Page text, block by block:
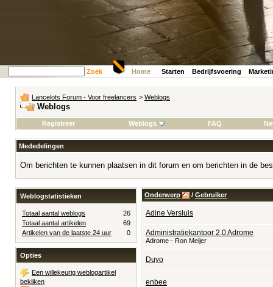
Zoek Home Starten Bedrijfsvoering
Lancelots Forum - Voor freelancers > Weblogs
Weblogs
Registreer Weblogs FAQ
Mededelingen
Om berichten te kunnen plaatsen in dit forum en om berichten in de
Onderwerp / Gebruiker
Adine Versluis
Administratiekantoor 2.0 Adrome
Adrome - Ron Meijer
Duyo
enbee
Weblogstatistieken
Totaal aantal weblogs
26
Totaal aantal artikelen
69
Artikelen van de laatste 24 uur
0
Opties
Een willekeurig weblogartikel
bekijken